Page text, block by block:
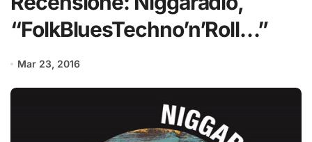
“FolkBluesTechno’n’Roll…”
Mar 23, 2016